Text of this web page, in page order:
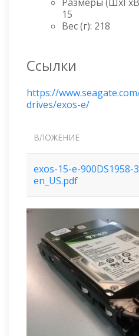
Размеры (ШxГxВ
15
Вес (г): 218
Ссылки
https://
drives/exos-e/
ВЛОЖЕНИЕ
exos-15-e-900DS1958-
en_US.pdf